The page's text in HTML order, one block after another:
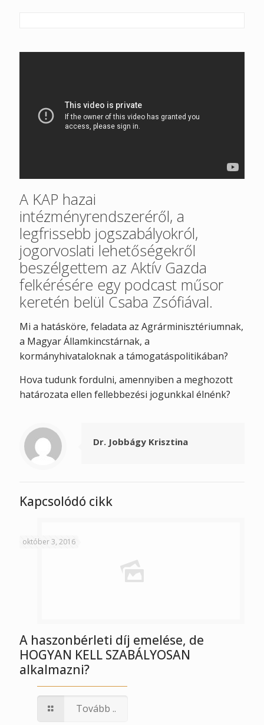
A KAP hazai
intézményrendszeréről, a
legfrissebb jogszabályokról,
jogorvoslati lehetőségekről
beszélgettem az Aktív Gazda
felkérésére egy podcast műsor
keretén belül Csaba Zsófiával.
Mi a hatásköre, feladata az Agrárminisztériumnak,
a Magyar Államkincstárnak, a
kormányhivataloknak a támogatáspolitikában?
Hova tudunk fordulni, amennyiben a meghozott
határozata ellen fellebbezési jogunkkal élnénk?
Dr. Jobbágy Krisztina
Kapcsolódó cikk
október 3, 2016
A haszonbérleti díj emelése, de
HOGYAN KELL SZABÁLYOSAN
alkalmazni?
Tovább ..